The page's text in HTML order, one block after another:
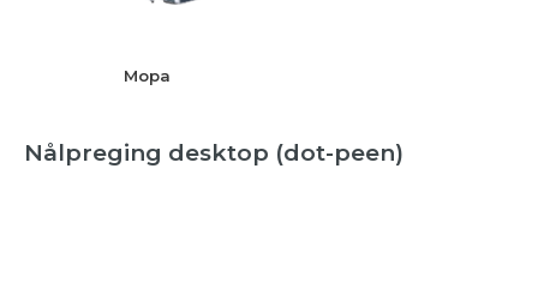
Mopa
Nålpreging desktop (dot-peen)